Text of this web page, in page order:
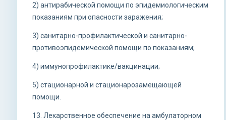
2) антирабической помощи по эпидемиологическим
показаниям при опасности заражения;
3) санитарно-профилактической и санитарно-
противоэпидемической помощи по показаниям;
4) иммунопрофилактике/вакцинации;
5) стационарной и стационарозамещающей
помощи.
13. Лекарственное обеспечение на амбулаторном